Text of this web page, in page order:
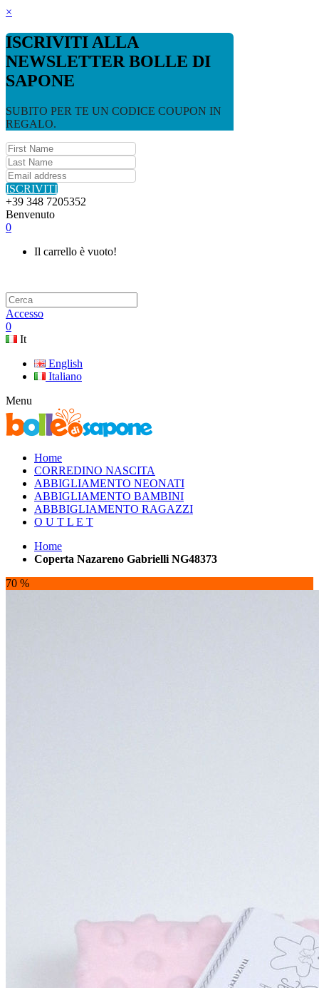
×
ISCRIVITI ALLA
NEWSLETTER BOLLE DI
SAPONE
SUBITO PER TE UN CODICE COUPON IN
REGALO.
ISCRIVITI
+39 348 7205352
Benvenuto
0
Il carrello è vuoto!
Accesso
0
It
English
Italiano
Menu
Home
CORREDINO NASCITA
ABBIGLIAMENTO NEONATI
ABBIGLIAMENTO BAMBINI
ABBBIGLIAMENTO RAGAZZI
O U T L E T
Home
Coperta Nazareno Gabrielli NG48373
70 %